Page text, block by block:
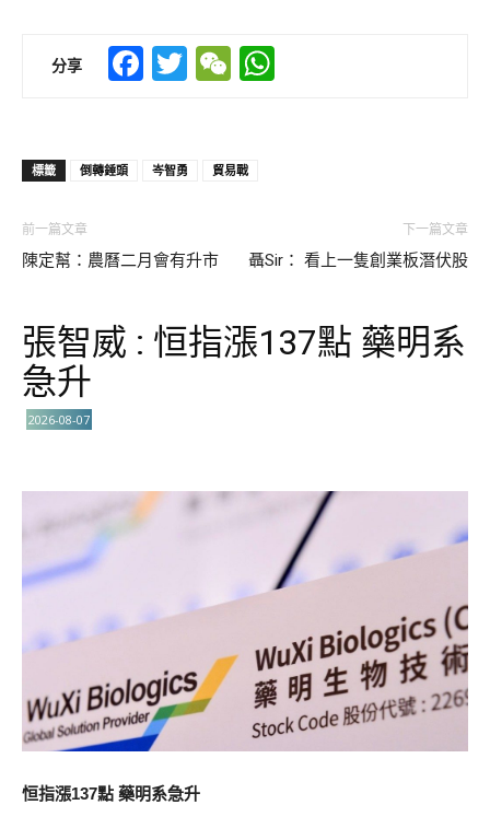
分享 Facebook
TwitterWeChat
標籤 倒轉錘頭 岑智勇 貿易戰
前一篇文章
陳定幫：農曆二月會有升市
下一篇文章
聶Sir： 看上一隻創業板潛伏股
張智威 : 恒指漲137點 藥明系
急升
2026-08-07
恒指漲137點 藥明系急升